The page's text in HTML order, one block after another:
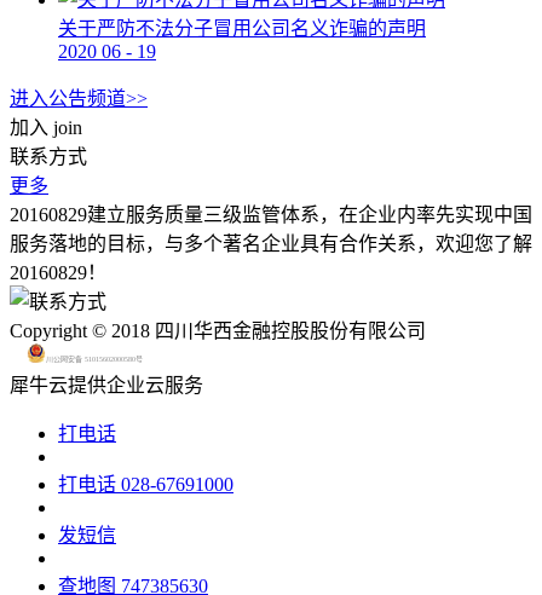
关于严防不法分子冒用公司名义诈骗的声明
2020 06 - 19
进入公告频道>>
加入 join
联系方式
更多
20160829建立服务质量三级监管体系，在企业内率先实现中国
服务落地的目标，与多个著名企业具有合作关系，欢迎您了解
20160829！
Copyright © 2018 四川华西金融控股股份有限公司
川公网安备 51015602000580号
犀牛云提供企业云服务
打电话
打电话 028-67691000
发短信
查地图 747385630